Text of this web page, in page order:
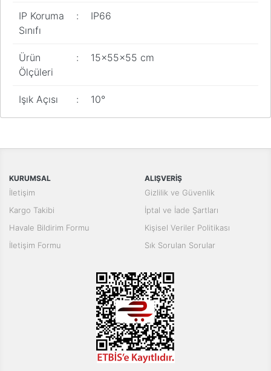
IP Koruma
Sınıfı
: IP66
Ürün
Ölçüleri
: 15x55x55 cm
Işık Açısı : 10°
Yorum Yaz
Bu ürünün fiyat bilgisi, resim, ürün açıklamalarında ve diğer
Ürün resmi kalitesiz, bozuk veya görüntülenemiyor.
Ürün fiyatı diğer sitelerden daha pahalı.
Bu ürüne benzer farklı alternatifler olmalı.
Gönder
KURUMSAL
İletişim
Kargo Takibi
Havale Bildirim Formu
İletişim Formu
ALIŞVERİŞ
Gizlilik ve Güvenlik
İptal ve İade Şartları
Kişisel Veriler Politikası
Sık Sorulan Sorular